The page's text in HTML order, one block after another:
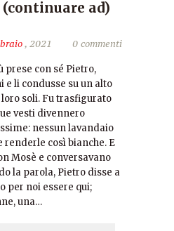
(continuare ad)
, 2021 0 commenti
prese con sé Pietro,
e li condusse su un alto
soli. Fu trasfigurato
vesti divennero
nessun lavandaio
renderle così bianche. E
Mosè e conversavano
la parola, Pietro disse a
per noi essere qui;
una…